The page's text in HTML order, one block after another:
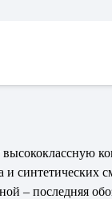
и
– последняя